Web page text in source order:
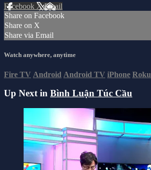
Facebook XEmail
Share on Facebook
Share on X
Share via Email
Watch anywhere, anytime
Fire TV Android Android TV iPhone Roku
Up Next in Bình Luận Túc Cầu